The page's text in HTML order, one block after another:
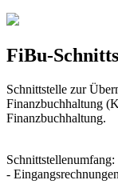
FiBu-
Schnittstelle zur
Finanzbuchhaltung
Finanzbuchhaltung.
Schnittstellenumfang:
-